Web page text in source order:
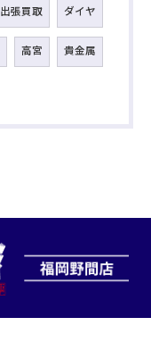
出張買取 ダイヤ
高宮 貴金属